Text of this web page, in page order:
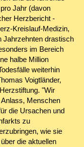
Jahr (davon
Herzbericht -
Kreislauf-Medizin,
Jahrzehnten drastisch
im Bereich
halbe Million
weiterhin
Voigtländer,
"Wir
Menschen
die Ursachen und
zu
wie sie
die aktuellen